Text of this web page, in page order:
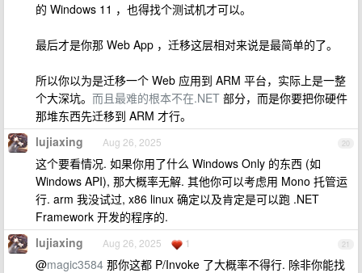
的 Windows 11 ，也得找个测试机才可以。
最后才是你那 Web App ，迁移这层相对来说是最简单的了。
所以你以为是迁移一个 Web 应用到 ARM 平台，实际上是一整
个大深坑。 而且最难的根本不在.NET 部分，而是你要把你硬件
那堆东西先迁移到 ARM 才行。
20
lujiaxing Aug 26, 2025
这个要看情况. 如果你用了什么 Windows Only 的东西 (如
Windows API), 那大概率无解. 其他你可以考虑用 Mono 托管运
行. arm 我没试过, x86 linux 确定以及肯定是可以跑 .NET
Framework 开发的程序的.
21
lujiaxing Aug 26, 2025 1
@magic3584 那你这都 P/Invoke 了大概率不得行. 除非你能找